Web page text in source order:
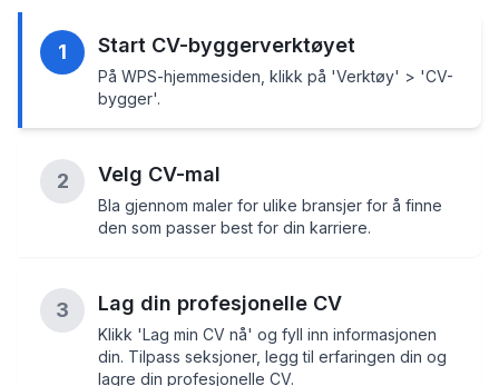
1 Start CV-byggerverktøyet
På WPS-hjemmesiden, klikk på 'Verktøy' > 'CV-
bygger'.
2 Velg CV-mal
Bla gjennom maler for ulike bransjer for å finne
den som passer best for din karriere.
3 Lag din profesjonelle CV
Klikk 'Lag min CV nå' og fyll inn informasjonen
din. Tilpass seksjoner, legg til erfaringen din og
lagre din profesjonelle CV.